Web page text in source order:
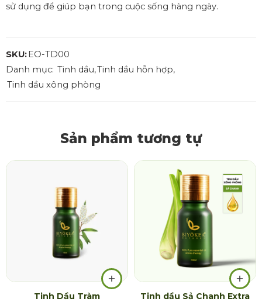
sử dụng để giúp bạn trong cuộc sống hàng ngày.
SKU: EO-TD00
Danh mục: Tinh dầu,Tinh dầu hỗn hợp,
Tinh dầu xông phòng
Sản phẩm tương tự
Tinh Dầu Tràm
Tinh dầu Sả Chanh Extra